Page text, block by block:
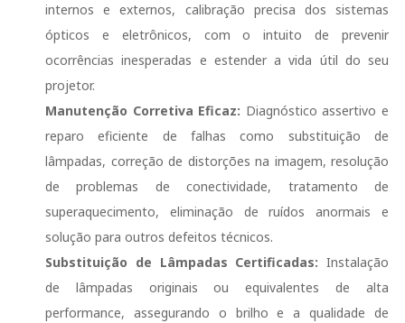
internos e externos, calibração precisa dos sistemas
ópticos e eletrônicos, com o intuito de prevenir
ocorrências inesperadas e estender a vida útil do seu
projetor.
Manutenção Corretiva Eficaz: Diagnóstico assertivo e
reparo eficiente de falhas como substituição de
lâmpadas, correção de distorções na imagem, resolução
de problemas de conectividade, tratamento de
superaquecimento, eliminação de ruídos anormais e
solução para outros defeitos técnicos.
Substituição de Lâmpadas Certificadas: Instalação
de lâmpadas originais ou equivalentes de alta
performance, assegurando o brilho e a qualidade de